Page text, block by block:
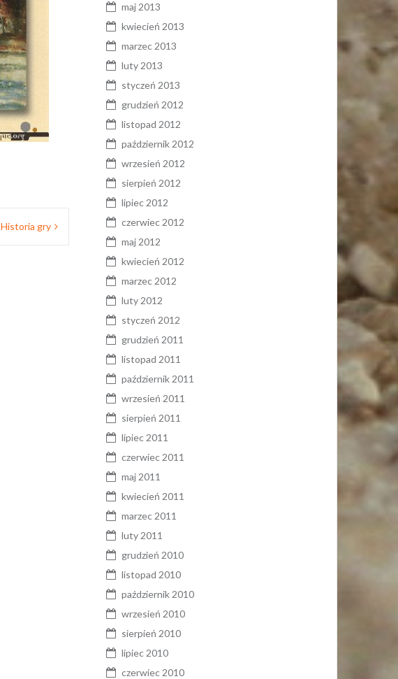
Historia gry
maj 2013
kwiecień 2013
marzec 2013
luty 2013
styczeń 2013
grudzień 2012
listopad 2012
październik 2012
wrzesień 2012
sierpień 2012
lipiec 2012
czerwiec 2012
maj 2012
kwiecień 2012
marzec 2012
luty 2012
styczeń 2012
grudzień 2011
listopad 2011
październik 2011
wrzesień 2011
sierpień 2011
lipiec 2011
czerwiec 2011
maj 2011
kwiecień 2011
marzec 2011
luty 2011
grudzień 2010
listopad 2010
październik 2010
wrzesień 2010
sierpień 2010
lipiec 2010
czerwiec 2010